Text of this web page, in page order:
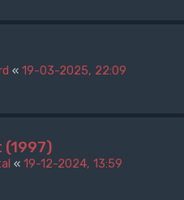
« 19-03-2025, 22:09
(1997)
« 19-12-2024, 13:59